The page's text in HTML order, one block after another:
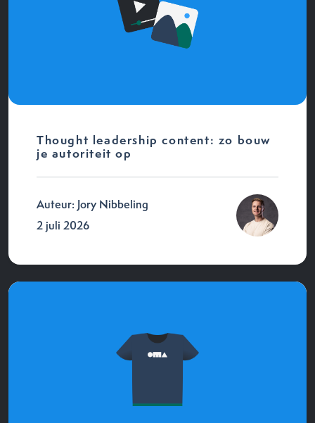
Thought leadership content: zo bouw
je autoriteit op
Auteur: Jory Nibbeling
2 juli 2026